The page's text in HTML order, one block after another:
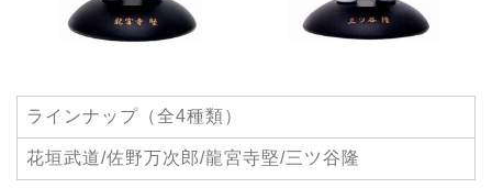
ラインナップ（全4種類）
花垣武道/佐野万次郎/龍宮寺堅/三ツ谷隆